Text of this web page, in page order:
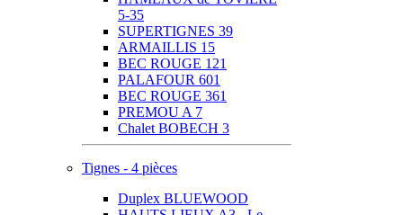
5-35
SUPERTIGNES 39
ARMAILLIS 15
BEC ROUGE 121
PALAFOUR 601
BEC ROUGE 361
PREMOU A 7
Chalet BOBECH 3
Tignes - 4 pièces
Duplex BLUEWOOD